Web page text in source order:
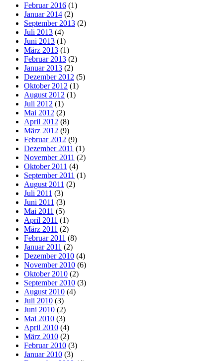
Februar 2016 (1)
Januar 2014 (2)
September 2013 (2)
Juli 2013 (4)
Juni 2013 (1)
März 2013 (1)
Februar 2013 (2)
Januar 2013 (2)
Dezember 2012 (5)
Oktober 2012 (1)
August 2012 (1)
Juli 2012 (1)
Mai 2012 (2)
April 2012 (8)
März 2012 (9)
Februar 2012 (9)
Dezember 2011 (1)
November 2011 (2)
Oktober 2011 (4)
September 2011 (1)
August 2011 (2)
Juli 2011 (3)
Juni 2011 (3)
Mai 2011 (5)
April 2011 (1)
März 2011 (2)
Februar 2011 (8)
Januar 2011 (2)
Dezember 2010 (4)
November 2010 (6)
Oktober 2010 (2)
September 2010 (3)
August 2010 (4)
Juli 2010 (3)
Juni 2010 (2)
Mai 2010 (3)
April 2010 (4)
März 2010 (2)
Februar 2010 (3)
Januar 2010 (3)